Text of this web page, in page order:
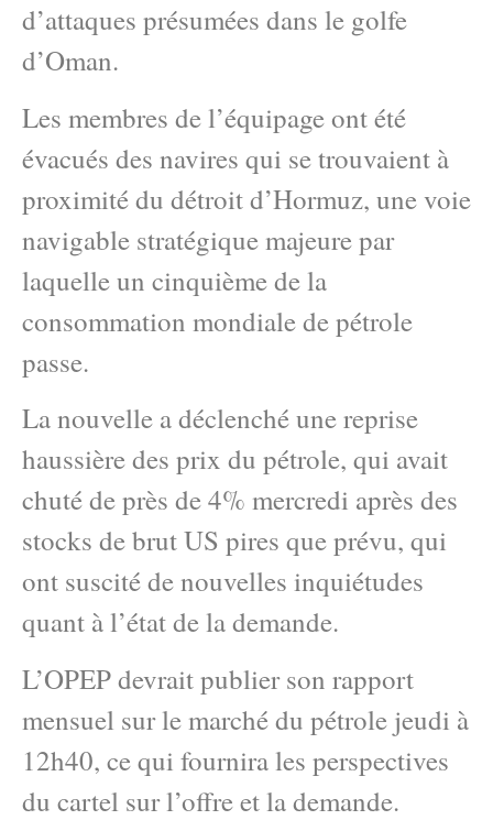
d’attaques présumées dans le golfe
d’Oman.
Les membres de l’équipage ont été
évacués des navires qui se trouvaient à
proximité du détroit d’Hormuz, une voie
navigable stratégique majeure par
laquelle un cinquième de la
consommation mondiale de pétrole
passe.
La nouvelle a déclenché une reprise
haussière des prix du pétrole, qui avait
chuté de près de 4% mercredi après des
stocks de brut US pires que prévu, qui
ont suscité de nouvelles inquiétudes
quant à l’état de la demande.
L’OPEP devrait publier son rapport
mensuel sur le marché du pétrole jeudi à
12h40, ce qui fournira les perspectives
du cartel sur l’offre et la demande.